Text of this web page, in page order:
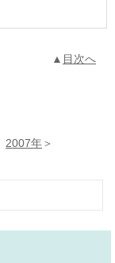
▲ 目次へ
2007年＞